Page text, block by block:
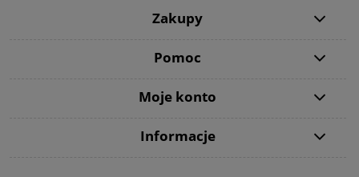
Zakupy
Pomoc
Moje konto
Informacje